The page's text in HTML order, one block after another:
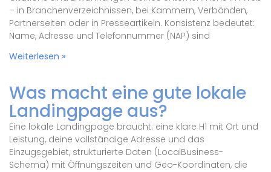
– in Branchenverzeichnissen, bei Kammern, Verbänden,
Partnerseiten oder in Presseartikeln. Konsistenz bedeutet:
Name, Adresse und Telefonnummer (NAP) sind
Weiterlesen »
Was macht eine gute lokale
Landingpage aus?
Eine lokale Landingpage braucht: eine klare H1 mit Ort und
Leistung, deine vollständige Adresse und das
Einzugsgebiet, strukturierte Daten (LocalBusiness-
Schema) mit Öffnungszeiten und Geo-Koordinaten, die